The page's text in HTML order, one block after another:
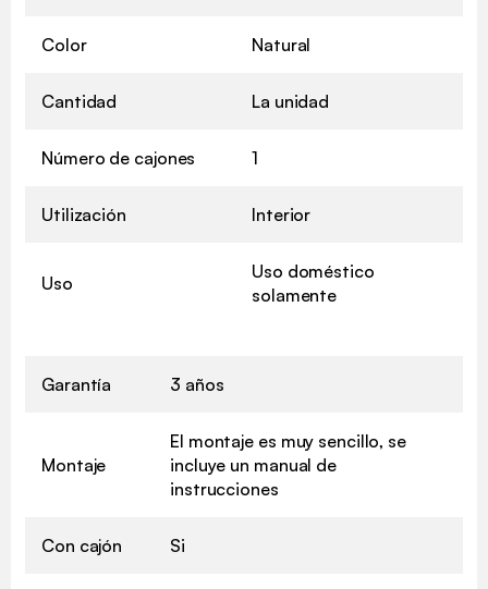
Color Natural
Cantidad La unidad
Número de cajones 1
Utilización Interior
Uso
Uso doméstico
solamente
Garantía 3 años
Montaje
El montaje es muy sencillo, se
incluye un manual de
instrucciones
Con cajón Si